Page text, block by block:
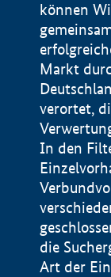
können
Markt
verortet,
In den
die
Art der